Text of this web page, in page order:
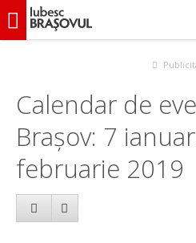
iubescbraşovul.ro
Calendar de
Brașov: 7
februarie 2019